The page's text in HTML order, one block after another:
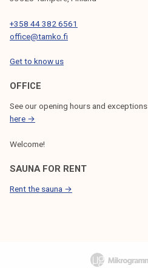
+358 44 382 6561
office@tamko.fi
Get to know us
OFFICE
See our opening hours and exceptions
here →
Welcome!
SAUNA FOR RENT
Rent the sauna →